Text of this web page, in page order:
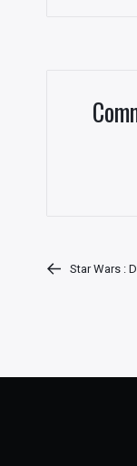
Star Wars :